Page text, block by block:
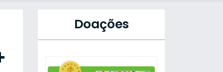
Doações